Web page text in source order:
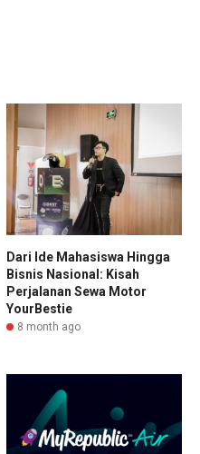
Dari Ide Mahasiswa Hingga
Bisnis Nasional: Kisah
Perjalanan Sewa Motor
YourBestie
8 month ago